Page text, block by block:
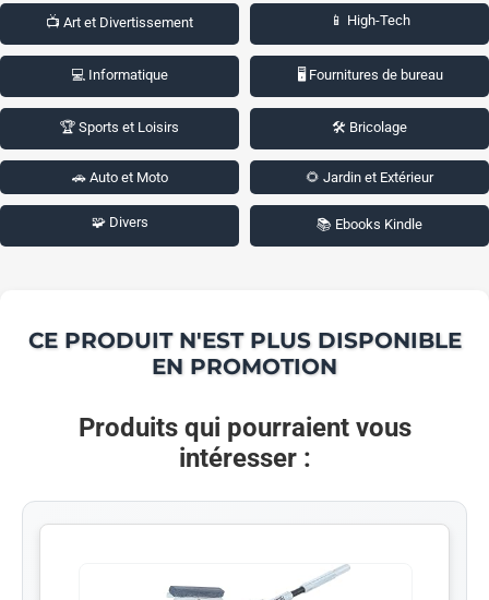
📺 Art et Divertissement 📱 High-Tech
💻 Informatique 🖥️ Fournitures de bureau
🏆 Sports et Loisirs 🛠️ Bricolage
🚗 Auto et Moto 🌻 Jardin et Extérieur
🧩 Divers 📚 Ebooks Kindle
CE PRODUIT N'EST PLUS DISPONIBLE
EN PROMOTION
Produits qui pourraient vous
intéresser :